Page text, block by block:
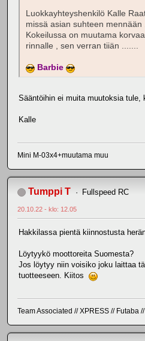
Luokkayhteyshenkilö Kalle
missä asian suhteen mennään
Kokeilussa on muutama
rinnalle , sen verran tiiän .......
Barbie
Sääntöihin ei muita muutoksia tule,
Kalle
Mini M-03x4+muutama muu
Tumppi T Fullspeed RC
20.10.22 - klo: 12.05
Hakkilassa pientä kiinnostusta
Löytyykö moottoreita Suomesta?
Jos löytyy niin voisiko joku laittaa
tuotteeseen. Kiitos
Team Associated // XPRESS // Futaba